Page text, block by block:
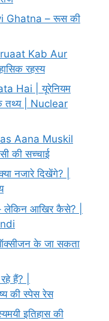
Ghatna – रूस की
Kab Aur
रहस्य
Hai | यूरेनियम
तथ्य | Nuclear
Aana Muskil
की सच्चाई
नजारे दिखेंगे? |
लेकिन आखिर कैसे? |
के जा सकता
हैं? |
की स्पेस रेस
इतिहास की